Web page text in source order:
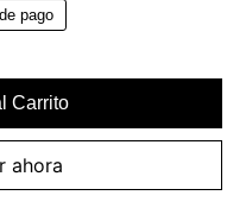
pago
Carrito
ahora